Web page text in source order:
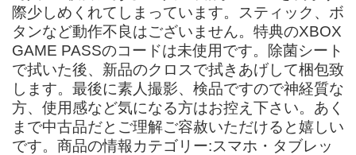
際少しめくれてしまっています。スティック、ボ
タンなど動作不良はございません。特典のXBOX
GAME PASSのコードは未使用です。除菌シート
で拭いた後、新品のクロスで拭きあげして梱包致
します。最後に素人撮影、検品ですので神経質な
方、使用感など気になる方はお控え下さい。あく
まで中古品だとご理解ご容赦いただけると嬉しい
です。商品の情報カテゴリー:スマホ・タブレッ